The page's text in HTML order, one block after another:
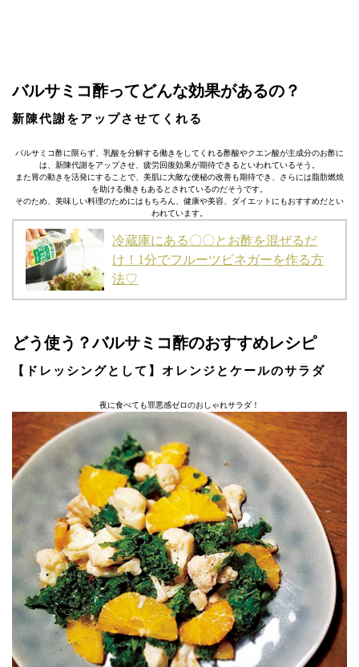
バルサミコ酢ってどんな効果があるの？
新陳代謝をアップさせてくれる
バルサミコ酢に限らず、乳酸を分解する働きをしてくれる酢酸やクエン酸が主成分のお酢に
は、新陳代謝をアップさせ、疲労回復効果が期待できるといわれているそう。
また胃の動きを活発にすることで、美肌に大敵な便秘の改善も期待でき、さらには脂肪燃焼
を助ける働きもあるとされているのだそうです。
そのため、美味しい料理のためにはもちろん、健康や美容、ダイエットにもおすすめだとい
われています。
冷蔵庫にある〇〇とお酢を混ぜるだ
け！1分でフルーツビネガーを作る方
法♡
どう使う？バルサミコ酢のおすすめレシピ
【ドレッシングとして】オレンジとケールのサラダ
夜に食べても罪悪感ゼロのおしゃれサラダ！